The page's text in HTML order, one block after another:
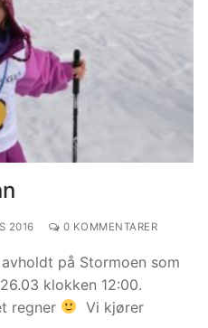
2016 0 KOMMENTARER
på Stormoen som
klokken 12:00.
regner
Vi kjører